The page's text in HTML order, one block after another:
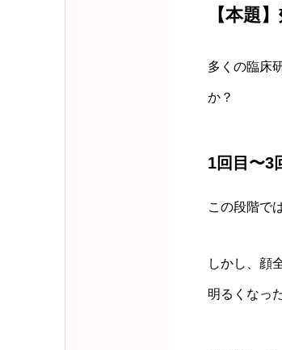
【本題
多くの臨床
か？
1回目〜3
この段階で
しかし、顔
明るくなっ